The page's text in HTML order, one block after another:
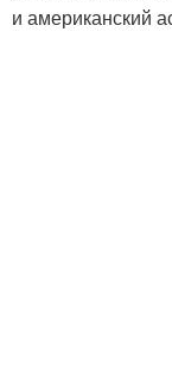
и американский